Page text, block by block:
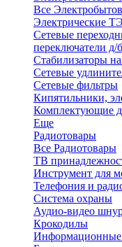
Все
Электрические
Сетевые
переключатели д/
Стабилизаторы
Сетевые
Сетевые фильтры
Кипятильники,
Комплектующие
Еще
Радиотовары
Все Радиотовары
ТВ
Инструмент для
Телефония и
Система охраны
Аудио-видео
Крокодилы
Информационные